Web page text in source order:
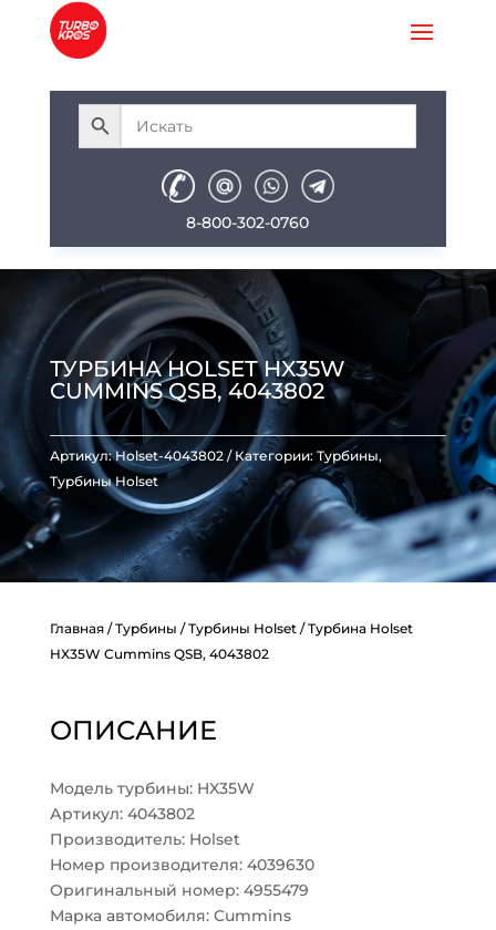
8-800-302-0760
ТУРБИНА HOLSET HX35W
CUMMINS QSB, 4043802
Артикул:Holset-4043802 Категории: Турбины,
Турбины Holset
Главная/Турбины /Турбины Holset/ Турбина Holset
HX35W Cummins QSB, 4043802
ОПИСАНИЕ
Модель турбины: HX35W
Артикул: 4043802
Производитель: Holset
Номер производителя: 4039630
Оригинальный номер: 4955479
Марка автомобиля: Cummins